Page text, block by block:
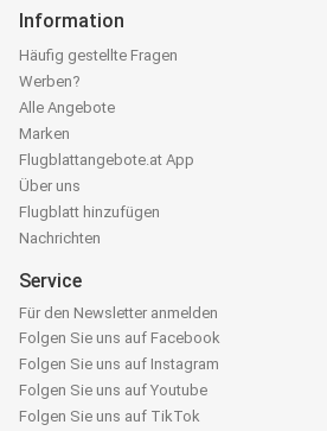
Information
Häufig gestellte Fragen
Werben?
Alle Angebote
Marken
Flugblattangebote.at App
Über uns
Flugblatt hinzufügen
Nachrichten
Service
Für den Newsletter anmelden
Folgen Sie uns auf Facebook
Folgen Sie uns auf Instagram
Folgen Sie uns auf Youtube
Folgen Sie uns auf TikTok